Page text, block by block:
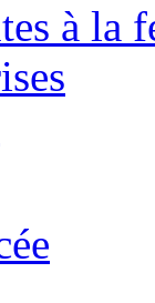
à la